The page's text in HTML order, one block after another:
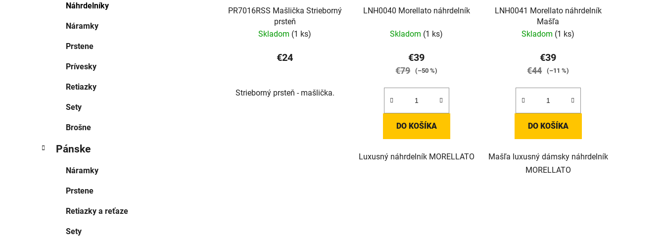
Náhrdelníky
Náramky
Prstene
Prívesky
Retiazky
Sety
Brošne
Pánske
Náramky
Prstene
Retiazky a reťaze
Sety
PR7016RSS Mašlička Strieborný
prsteň
Skladom (1 ks)
€24
Strieborný prsteň - mašlička.
LNH0040 Morellato náhrdelník
Skladom (1 ks)
€39
€79 (–50 %)
DO KOŠÍKA
Luxusný náhrdelník MORELLATO
LNH0041 Morellato náhrdelník
Mašľa
Skladom (1 ks)
€39
€44 (–11 %)
DO KOŠÍKA
Mašľa luxusný dámsky náhrdelník
MORELLATO